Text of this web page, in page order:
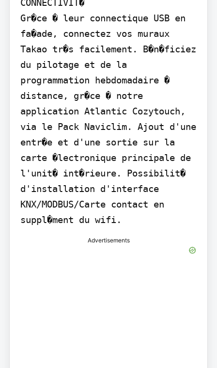
CONNECTIVIT�
Gr�ce � leur connectique USB en
fa�ade, connectez vos muraux
Takao tr�s facilement. B�n�ficiez
du pilotage et de la
programmation hebdomadaire �
distance, gr�ce � notre
application Atlantic Cozytouch,
via le Pack Naviclim. Ajout d'une
entr�e et d'une sortie sur la
carte �lectronique principale de
l'unit� int�rieure. Possibilit�
d'installation d'interface
KNX/MODBUS/Carte contact en
suppl�ment du wifi.
Advertisements